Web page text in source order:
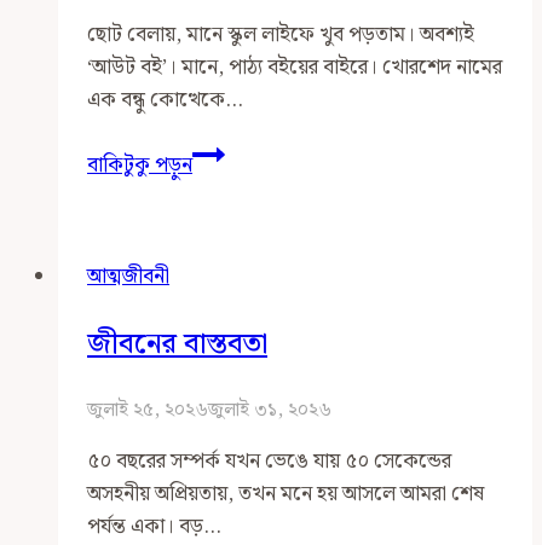
ছোট বেলায়, মানে স্কুল লাইফে খুব পড়তাম। অবশ্যই
‘আউট বই’। মানে, পাঠ্য বইয়ের বাইরে। খোরশেদ নামের
এক বন্ধু কোত্থেকে…
বাকিটুকু পড়ুনছোটবেলায়
কী
আত্মজীবনী
জীবনের বাস্তবতা
জুলাই ২৫, ২০২৬জুলাই ৩১, ২০২৬
৫০ বছরের সম্পর্ক যখন ভেঙে যায় ৫০ সেকেন্ডের
অসহনীয় অপ্রিয়তায়, তখন মনে হয় আসলে আমরা শেষ
পর্যন্ত একা। বড়…